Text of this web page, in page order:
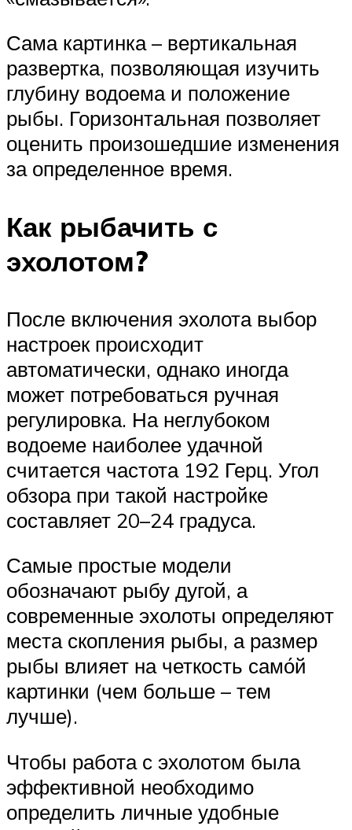
Сама картинка – вертикальная
развертка, позволяющая изучить
глубину водоема и положение
рыбы. Горизонтальная позволяет
оценить произошедшие изменения
за определенное время.
Как рыбачить с
эхолотом?
После включения эхолота выбор
настроек происходит
автоматически, однако иногда
может потребоваться ручная
регулировка. На неглубоком
водоеме наиболее удачной
считается частота 192 Герц. Угол
обзора при такой настройке
составляет 20–24 градуса.
Самые простые модели
обозначают рыбу дугой, а
современные эхолоты определяют
места скопления рыбы, а размер
рыбы влияет на четкость само́й
картинки (чем больше – тем
лучше).
Чтобы работа с эхолотом была
эффективной необходимо
определить личные удобные